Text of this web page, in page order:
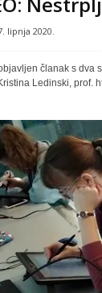
lipnja 2020.
članak s dva
Ledinski, prof.